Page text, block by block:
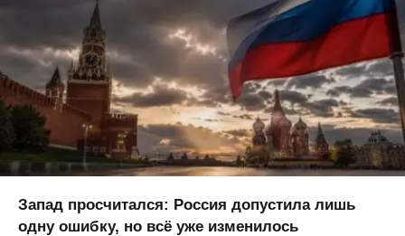
Запад просчитался: Россия допустила лишь
одну ошибку, но всё уже изменилось